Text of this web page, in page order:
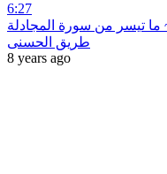
6:27
طريق الحسنى
8 years ago